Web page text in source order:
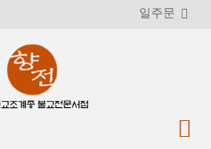
일주문